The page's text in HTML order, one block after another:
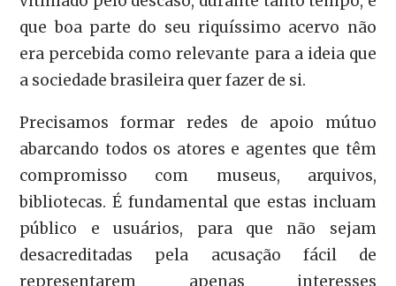
que boa parte do seu riquíssimo acervo não
era percebida como relevante para a ideia que
a sociedade brasileira quer fazer de si.
Precisamos formar redes de apoio mútuo
abarcando todos os atores e agentes que têm
compromisso com museus, arquivos,
bibliotecas. É fundamental que estas incluam
público e usuários, para que não sejam
desacreditadas pela acusação fácil de
representarem apenas interesses